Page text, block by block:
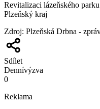
Revitalizaci lázeňského
Plzeňský kraj
Zdroj: Plzeňská Drbna -
Sdílet
Dennívýzva
0
Reklama